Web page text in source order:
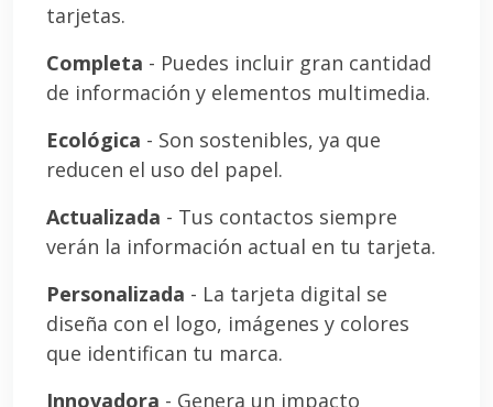
tarjetas.
Completa - Puedes incluir gran cantidad
de información y elementos multimedia.
Ecológica - Son sostenibles, ya que
reducen el uso del papel.
Actualizada - Tus contactos siempre
verán la información actual en tu tarjeta.
Personalizada - La tarjeta digital se
diseña con el logo, imágenes y colores
que identifican tu marca.
Innovadora - Genera un impacto